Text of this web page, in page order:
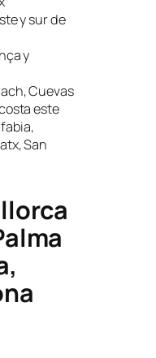
y sur de
y
Cuevas
este
San